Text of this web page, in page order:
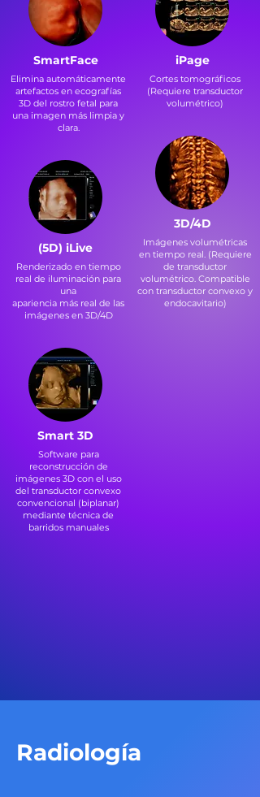
SmartFace
Elimina automáticamente
artefactos en ecografías
3D del rostro fetal para
una imagen más limpia y
clara.
(5D) iLive
Renderizado en tiempo
real de iluminación para
una
apariencia más real de las
imágenes en 3D/4D
Smart 3D
Software para
reconstrucción de
imágenes 3D con el uso
del transductor convexo
convencional (biplanar)
mediante técnica de
barridos manuales
iPage
Cortes tomográficos
(Requiere transductor
volumétrico)
3D/4D
Imágenes volumétricas
en tiempo real. (Requiere
de transductor
volumétrico. Compatible
con transductor convexo y
endocavitario)
Radiología